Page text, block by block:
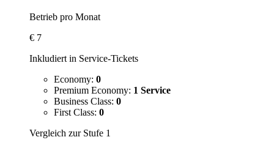
Betrieb pro Monat
€ 7
Inkludiert in Service-Tickets
Economy: 0
Premium Economy: 1 Service
Business Class: 0
First Class: 0
Vergleich zur Stufe 1